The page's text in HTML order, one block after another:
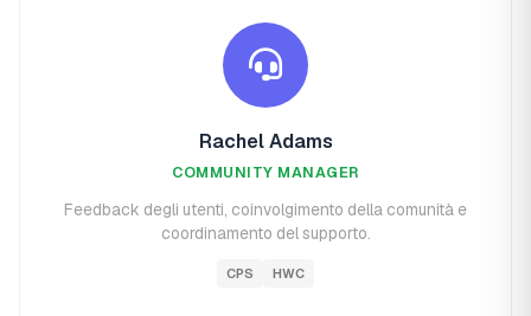
Rachel Adams
COMMUNITY MANAGER
Feedback degli utenti, coinvolgimento della comunità e
coordinamento del supporto.
CPS HWC